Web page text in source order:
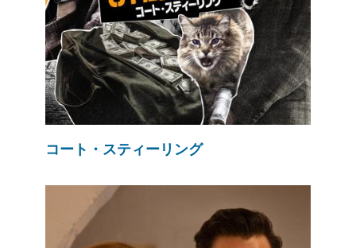
コート・スティーリング